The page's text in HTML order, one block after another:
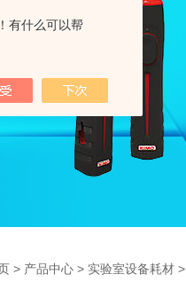
有什么可以帮
> 产品中心> 实验室设备耗材>